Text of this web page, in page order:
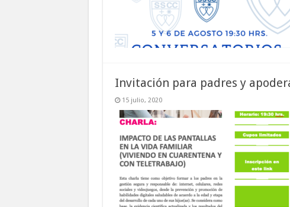
Invitación para padres y
15 julio, 2020